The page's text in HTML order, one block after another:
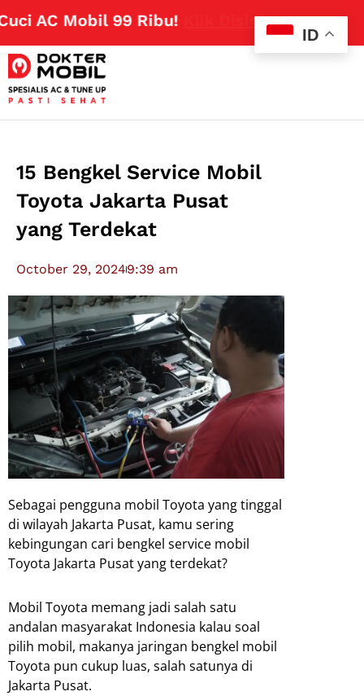
Mobil 99 Ribu!Klik Disini
15 Bengkel Service Mobil
Toyota Jakarta Pusat
yang Terdekat
October 29, 20249:39 am
Sebagai pengguna mobil Toyota yang tinggal
di wilayah Jakarta Pusat, kamu sering
kebingungan cari bengkel service mobil
Toyota Jakarta Pusat yang terdekat?
Mobil Toyota memang jadi salah satu
andalan masyarakat Indonesia kalau soal
pilih mobil, makanya jaringan bengkel mobil
Toyota pun cukup luas, salah satunya di
Jakarta Pusat.
ID